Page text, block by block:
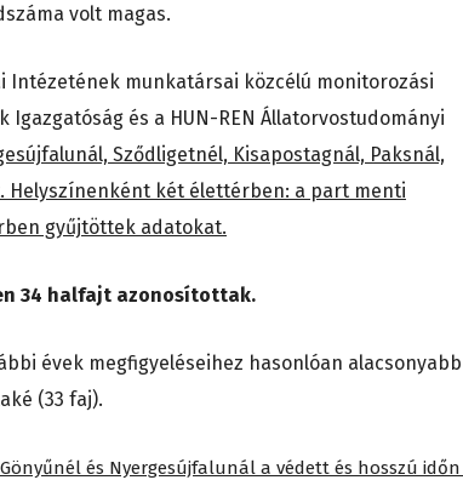
volt magas.
Intézetének munkatársai közcélú monitorozási
és a HUN-REN Állatorvostudományi
Sződligetnél, Kisapostagnál, Paksnál,
Helyszínenként két élettérben: a part menti
gyűjtöttek adatokat.
34 halfajt azonosítottak.
évek megfigyeléseihez hasonlóan alacsonyabb
(33 faj).
Gönyűnél és Nyergesújfalunál a védett és hosszú